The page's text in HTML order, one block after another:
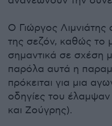
Ο Γιώργος
της σεζόν, καθώς το
σημαντικά σε σχέση
παρόλα αυτά η
πρόκειται για μια
οδηγίες του
και Ζούγρης).